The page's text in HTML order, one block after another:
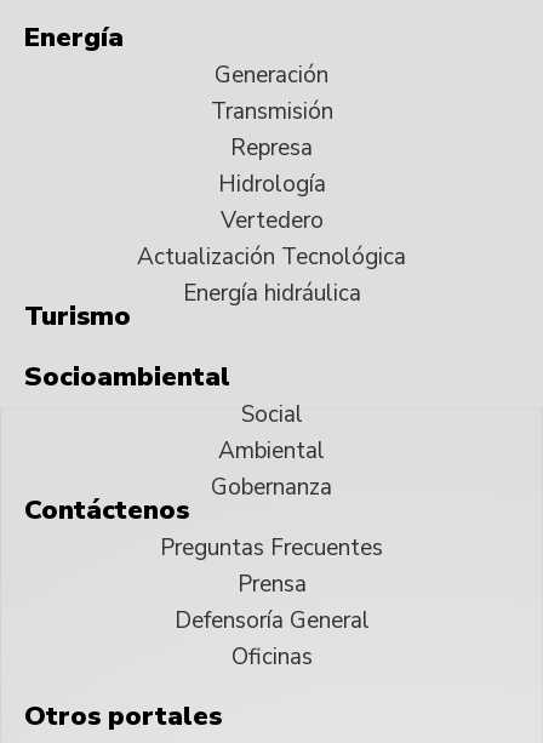
Energía
Generación
Transmisión
Represa
Hidrología
Vertedero
Actualización Tecnológica
Energía hidráulica
Turismo
Socioambiental
Social
Ambiental
Gobernanza
Contáctenos
Preguntas Frecuentes
Prensa
Defensoría General
Oficinas
Otros portales